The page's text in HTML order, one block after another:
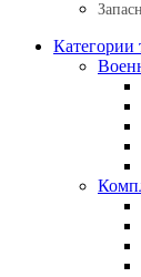
Категории